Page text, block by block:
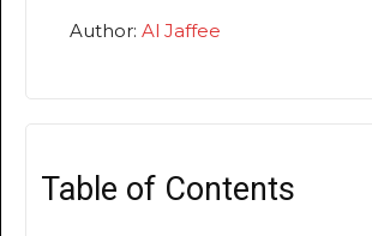
Author: Al Jaffee
Table of Contents